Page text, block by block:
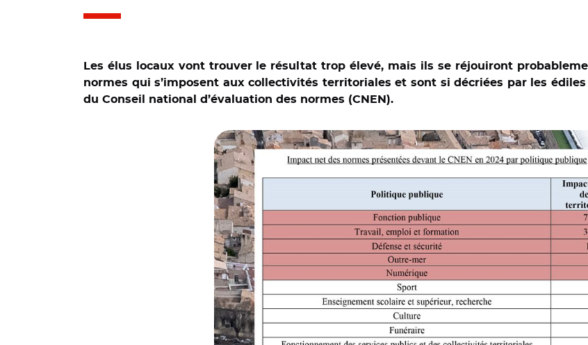
Les élus locaux vont trouver le résultat trop élevé, mais ils se réjouiront
normes qui s’imposent aux collectivités territoriales et sont si décriées par les
du Conseil national d’évaluation des normes (CNEN).